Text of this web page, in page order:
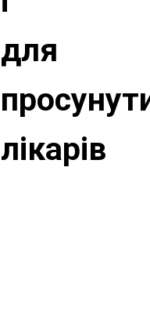
для
лікарів